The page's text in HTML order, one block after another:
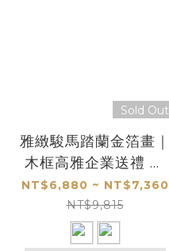
Sold Out
雅緻駿馬踏蘭金箔畫｜
木框高雅企業送禮 開
業升遷吉祥藝術推薦
NT$6,880 ~ NT$7,360
NT$9,815